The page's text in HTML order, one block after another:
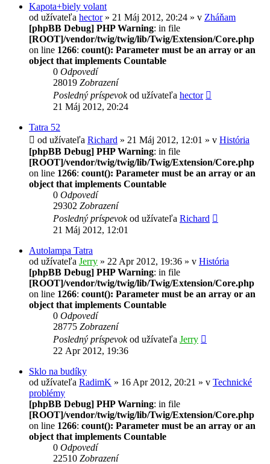
Kapota+biely volant
od užívateľa hector» 21 Máj 2012, 20:24 » v Zháňam
[phpBB Debug] PHP Warning: in file
[ROOT]/vendor/twig/twig/lib/Twig/Extension/Core.php
on line 1266: count(): Parameter must be an array or an
object that implements Countable
0 Odpovedí
28019 Zobrazení
Posledný príspevokod užívateľa hector
21 Máj 2012, 20:24
Tatra 52
od užívateľa Richard » 21 Máj 2012, 12:01 » v História
[phpBB Debug] PHP Warning: in file
[ROOT]/vendor/twig/twig/lib/Twig/Extension/Core.php
on line 1266: count(): Parameter must be an array or an
object that implements Countable
0 Odpovedí
29302 Zobrazení
Posledný príspevokod užívateľa Richard
21 Máj 2012, 12:01
Autolampa Tatra
od užívateľa Jerry » 22 Apr 2012, 19:36 » v História
[phpBB Debug] PHP Warning: in file
[ROOT]/vendor/twig/twig/lib/Twig/Extension/Core.php
on line 1266: count(): Parameter must be an array or an
object that implements Countable
0 Odpovedí
28775 Zobrazení
Posledný príspevokod užívateľa Jerry
22 Apr 2012, 19:36
Sklo na budíky
od užívateľa RadimK » 16 Apr 2012, 20:21 » v Technické
problémy
[phpBB Debug] PHP Warning: in file
[ROOT]/vendor/twig/twig/lib/Twig/Extension/Core.php
on line 1266: count(): Parameter must be an array or an
object that implements Countable
0 Odpovedí
22510 Zobrazení